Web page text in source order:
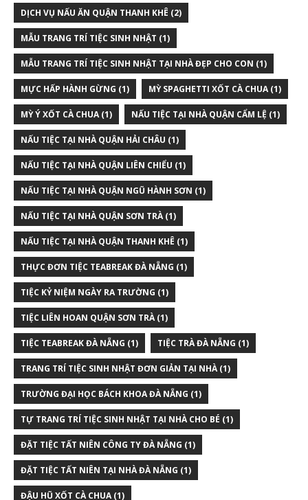
DỊCH VỤ NẤU ĂN QUẬN THANH KHÊ (2)
MẪU TRANG TRÍ TIỆC SINH NHẬT (1)
MẪU TRANG TRÍ TIỆC SINH NHẬT TẠI NHÀ ĐẸP CHO CON (1)
MỰC HẤP HÀNH GỪNG (1) MỲ SPAGHETTI XỐT CÀ CHUA(1)
MỲ Ý XỐT CÀ CHUA(1) NẤU TIỆC TẠI NHÀ QUẬN CẨM LỆ (1)
NẤU TIỆC TẠI NHÀ QUẬN HẢI CHÂU (1)
NẤU TIỆC TẠI NHÀ QUẬN LIÊN CHIỂU (1)
NẤU TIỆC TẠI NHÀ QUẬN NGŨ HÀNH SƠN (1)
NẤU TIỆC TẠI NHÀ QUẬN SƠN TRÀ(1)
NẤU TIỆC TẠI NHÀ QUẬN THANH KHÊ (1)
THỰC ĐƠN TIỆC TEABREAK ĐÀ NẴNG (1)
TIỆC KỶ NIỆM NGÀY RA TRƯỜNG (1)
TIỆC LIÊN HOAN QUẬN SƠN TRÀ(1)
TIỆC TEABREAK ĐÀ NẴNG (1) TIỆC TRÀ ĐÀ NẴNG (1)
TRANG TRÍ TIỆC SINH NHẬT ĐƠN GIẢN TẠI NHÀ(1)
TRƯỜNG ĐẠI HỌC BÁCH KHOA ĐÀ NẴNG (1)
TỰ TRANG TRÍ TIỆC SINH NHẬT TẠI NHÀ CHO BÉ (1)
ĐẶT TIỆC TẤT NIÊN CÔNG TY ĐÀ NẴNG (1)
ĐẶT TIỆC TẤT NIÊN TẠI NHÀ ĐÀ NẴNG (1)
ĐẬU HŨ XỐT CÀ CHUA(1)